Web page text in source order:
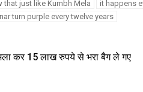
that just like Kumbh Mela
it happens
turn purple every twelve years
कर 15 लाख रुपये से भरा बैग ले गए